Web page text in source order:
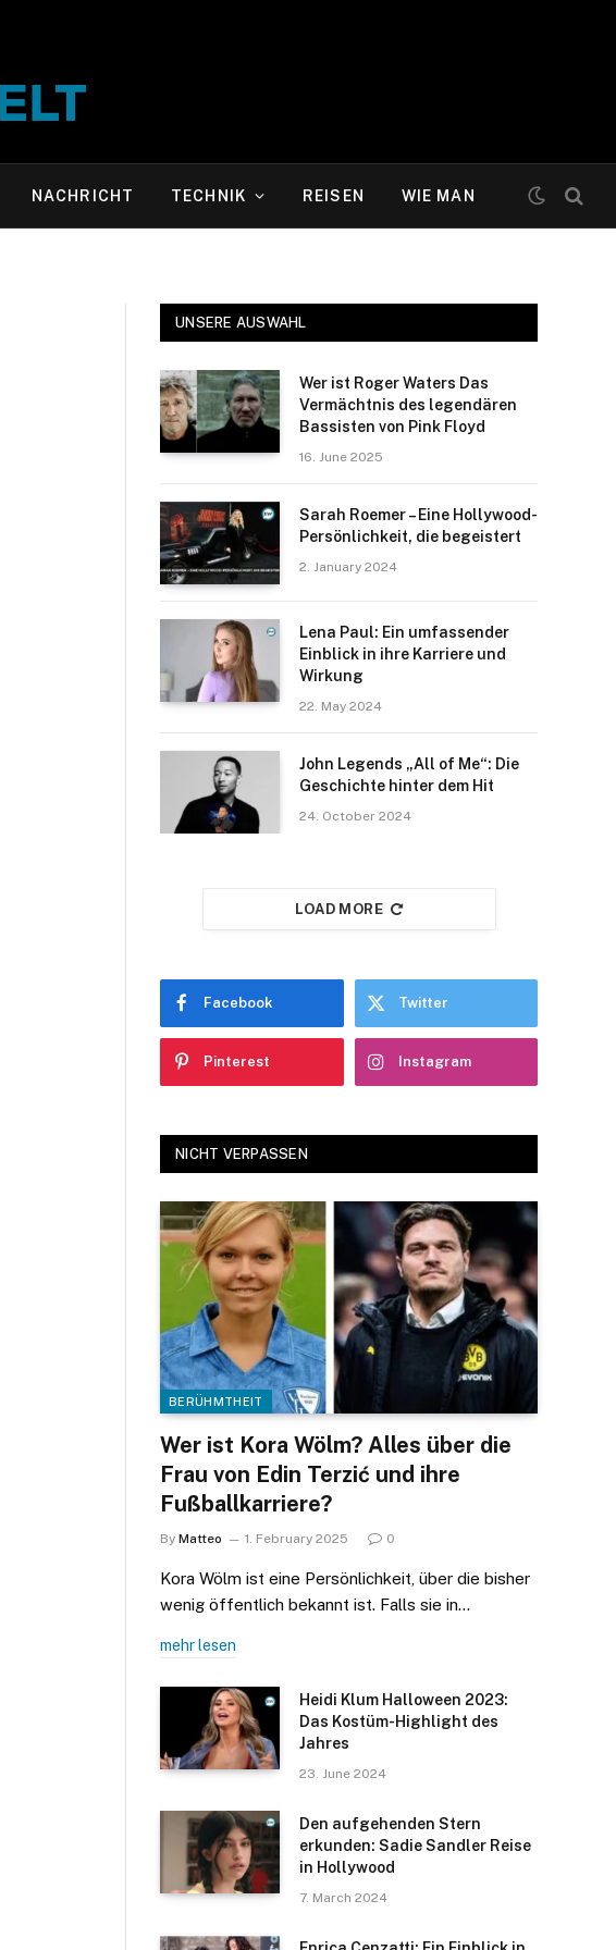
NACHRICHT TECHNIK REISEN WIE MAN
UNSERE AUSWAHL
Wer ist Roger Waters Das
Vermächtnis des legendären
Bassisten von Pink Floyd
16. June 2025
Sarah Roemer – Eine Hollywood-
Persönlichkeit, die begeistert
2. January 2024
Lena Paul: Ein umfassender
Einblick in ihre Karriere und
Wirkung
22. May 2024
John Legends „All of Me“: Die
Geschichte hinter dem Hit
24. October 2024
LOAD MORE
Facebook Twitter
Pinterest Instagram
NICHT VERPASSEN
BERÜHMTHEIT
Wer ist Kora Wölm? Alles über die
Frau von Edin Terzić und ihre
Fußballkarriere?
By Matteo 1. February 2025 0
Kora Wölm ist eine Persönlichkeit, über die bisher
wenig öffentlich bekannt ist. Falls sie in…
mehr lesen
Heidi Klum Halloween 2023:
Das Kostüm-Highlight des
Jahres
23. June 2024
Den aufgehenden Stern
erkunden: Sadie Sandler Reise
in Hollywood
7. March 2024